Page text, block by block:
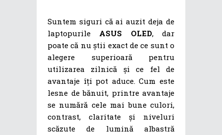
Suntem siguri că ai auzit deja de
laptopurile ASUS OLED, dar
poate că nu știi exact de ce sunt o
alegere superioară pentru
utilizarea zilnică și ce fel de
avantaje îți pot aduce. Cum este
lesne de bănuit, printre avantaje
se numără cele mai bune culori,
contrast, claritate și niveluri
scăzute de lumină albastră